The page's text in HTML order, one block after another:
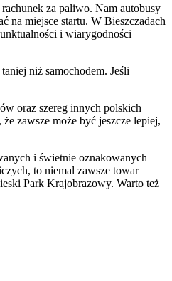
za paliwo. Nam autobusy
na miejsce startu. W Bieszczadach
i wiarygodności
niż samochodem. Jeśli
oraz szereg innych polskich
zawsze może być jeszcze lepiej,
i świetnie oznakowanych
to niemal zawsze towar
Park Krajobrazowy. Warto też